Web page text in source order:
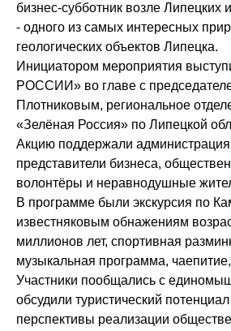
бизнес-субботник возле Липецких
- одного из самых интересных
геологических объектов Липецка.
Инициатором мероприятия
РОССИИ» во главе с
Плотниковым, региональное
«Зелёная Россия» по Липецкой
Акцию поддержали
представители бизнеса,
волонтёры и неравнодушные
В программе были экскурсия по
известняковым обнажениям
миллионов лет, спортивная
музыкальная программа,
Участники пообщались с
обсудили туристический
перспективы реализации